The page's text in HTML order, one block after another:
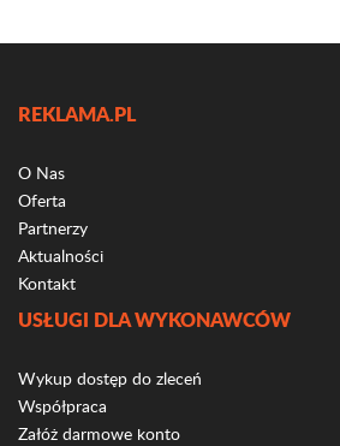
REKLAMA.PL
O Nas
Oferta
Partnerzy
Aktualności
Kontakt
USŁUGI DLA WYKONAWCÓW
Wykup dostęp do zleceń
Współpraca
Załóż darmowe konto